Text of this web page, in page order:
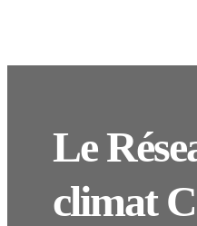
Le
climat